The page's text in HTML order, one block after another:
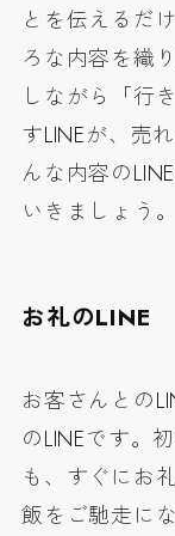
とを伝えるだ
ろな内容を織
しながら「行
すLINEが、売
んな内容の
いきましょう。
お礼のLINE
お客さんとの
のLINEです。
も、すぐにお
飯をご馳走に